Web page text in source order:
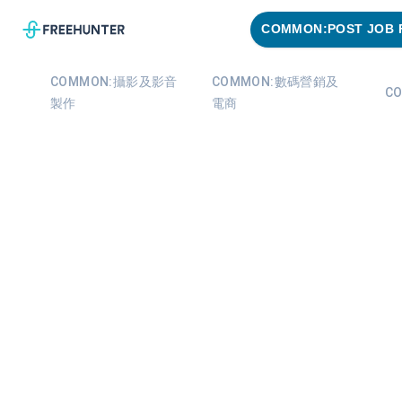
COMMON:POST JOB
COMMON:攝影及影音
製作
COMMON:數碼營銷及
電商